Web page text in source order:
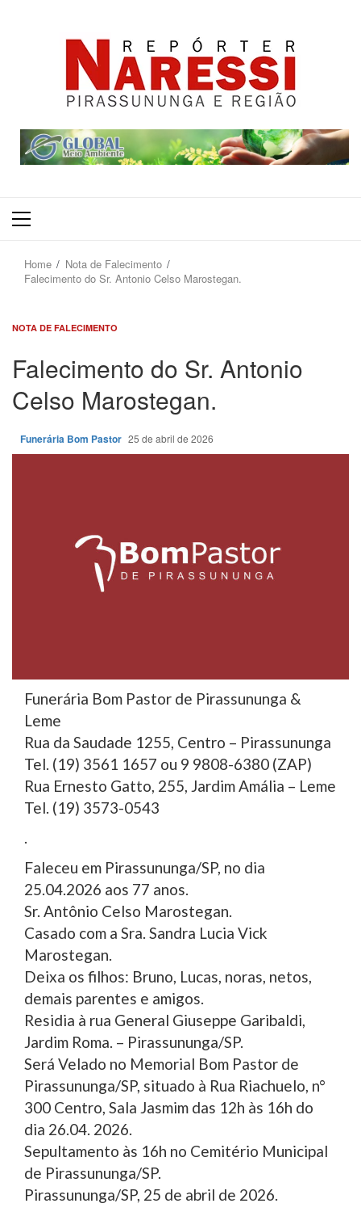
Primary
Home
Nota de Falecimento
Falecimento do Sr. Antonio Celso Marostegan.
NOTA DE FALECIMENTO
Falecimento do Sr. Antonio
Celso Marostegan.
Funerária Bom Pastor 25 de abril de 2026
Funerária Bom Pastor de Pirassununga &
Leme
Rua da Saudade 1255, Centro – Pirassununga
Tel. (19) 3561 1657 ou 9 9808-6380 (ZAP)
Rua Ernesto Gatto, 255, Jardim Amália – Leme
Tel. (19) 3573-0543
.
Faleceu em Pirassununga/SP, no dia
25.04.2026 aos 77 anos.
Sr. Antônio Celso Marostegan.
Casado com a Sra. Sandra Lucia Vick
Marostegan.
Deixa os filhos: Bruno, Lucas, noras, netos,
demais parentes e amigos.
Residia à rua General Giuseppe Garibaldi,
Jardim Roma. – Pirassununga/SP.
Será Velado no Memorial Bom Pastor de
Pirassununga/SP, situado à Rua Riachuelo, n°
300 Centro, Sala Jasmim das 12h às 16h do
dia 26.04. 2026.
Sepultamento às 16h no Cemitério Municipal
de Pirassununga/SP.
Pirassununga/SP, 25 de abril de 2026.